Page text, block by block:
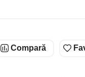
Compară